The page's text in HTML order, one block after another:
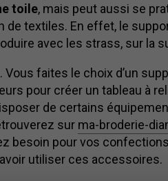
toile, mais peut aussi se
textiles. En effet, le
avec les strass, sur la
faites le choix d’un
pour créer un tableau à
de certains
sur ma-broderie-
besoin pour vos
utiliser ces accessoires.